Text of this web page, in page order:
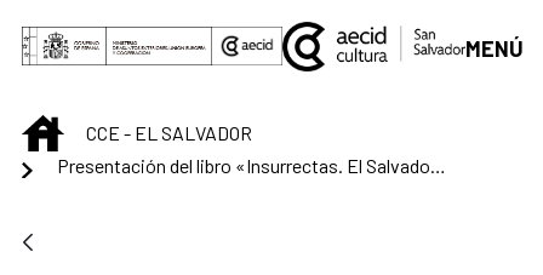
Saltar al contenido principal
MENÚ
INICIOCCE - EL SALVADOR